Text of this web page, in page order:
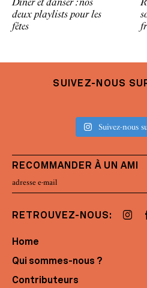
deux playlists pour les
fêtes
SUIVEZ-NOUS
Suivez-nous
RECOMMANDER À UN AMI
RETROUVEZ-NOUS:
Home
Qui sommes-nous ?
Contributeurs